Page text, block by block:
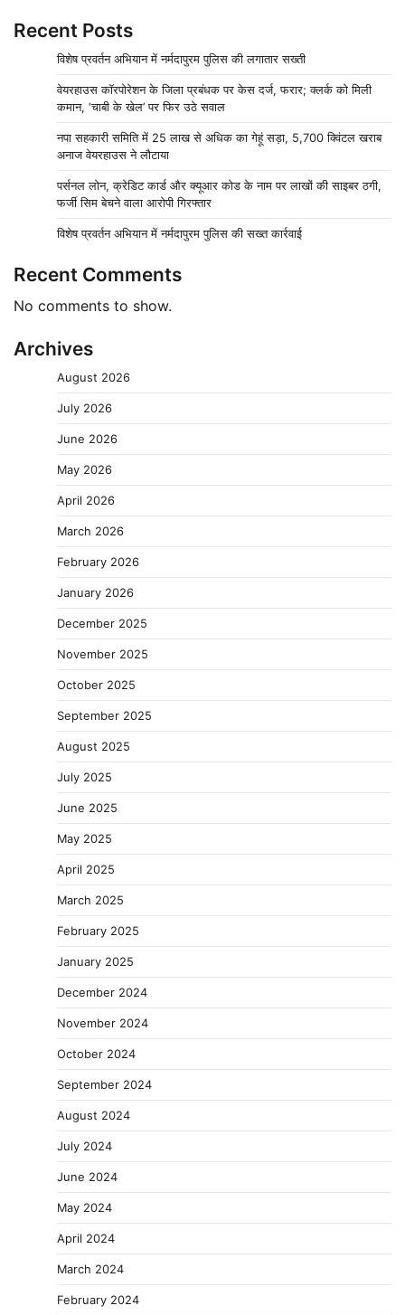
Recent Posts
विशेष प्रवर्तन अभियान में नर्मदापुरम पुलिस की लगातार सख्ती
वेयरहाउस कॉरपोरेशन के जिला प्रबंधक पर केस दर्ज, फरार; क्लर्क को मिली
कमान, ‘चाबी के खेल’ पर फिर उठे सवाल
नपा सहकारी समिति में 25 लाख से अधिक का गेहूं सड़ा, 5,700 क्विंटल खराब
अनाज वेयरहाउस ने लौटाया
पर्सनल लोन, क्रेडिट कार्ड और क्यूआर कोड के नाम पर लाखों की साइबर ठगी,
फर्जी सिम बेचने वाला आरोपी गिरफ्तार
विशेष प्रवर्तन अभियान में नर्मदापुरम पुलिस की सख्त कार्रवाई
Recent Comments
No comments to show.
Archives
August 2026
July 2026
June 2026
May 2026
April 2026
March 2026
February 2026
January 2026
December 2025
November 2025
October 2025
September 2025
August 2025
July 2025
June 2025
May 2025
April 2025
March 2025
February 2025
January 2025
December 2024
November 2024
October 2024
September 2024
August 2024
July 2024
June 2024
May 2024
April 2024
March 2024
February 2024